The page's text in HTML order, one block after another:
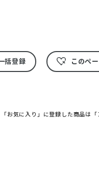
括登録 このペ
お気に入り」に登録した商品は